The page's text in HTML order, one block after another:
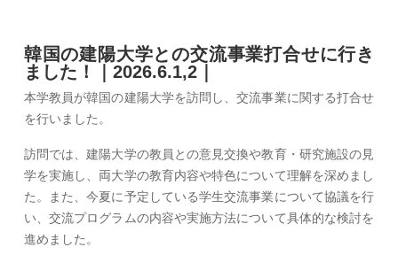
韓国の建陽大学との交流事業打合せに行き
ました！｜2026.6.1,2｜
本学教員が韓国の建陽大学を訪問し、交流事業に関する打合せ
を行いました。
訪問では、建陽大学の教員との意見交換や教育・研究施設の見
学を実施し、両大学の教育内容や特色について理解を深めまし
た。また、今夏に予定している学生交流事業について協議を行
い、交流プログラムの内容や実施方法について具体的な検討を
進めました。